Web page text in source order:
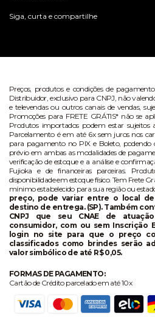
Siga, curta e compartilhe
Preços, produtos e condições de
Distribuidor, exclusivo para CNPJ, não
e televendas ou outros canais de vendas,
Promoções para FRETE GRÁTIS* não se
Produtos importados podem estar
Parcelamento é em até 6x sem juros nos
para pagamento no PIX e Boleto, podendo
prévio em ambas as modalidades de
verificação de estoque e a análise e
Fujioka e de financeiras parceiras.
disponibilidade em estoque físico. Tem Frete
mínimo estabelecido para sua região ou
preço, pode variar entre o local
destino de entrega. (SP). Também
CNPJ que seu CNAE de
consumidor, com ou sem Inscrição
login no site para que o preço
classificados como brindes serão
valor simbólico de até R$ 0,05.
FORMAS DE PAGAMENTO:
Cartão de Crédito parcelado em até 10x